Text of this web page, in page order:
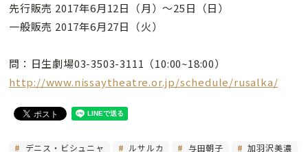
先行販売 2017年6月12日（月）〜25日（日）
一般販売 2017年6月27日（火）
問：日生劇場03-3503-3111（10:00~18:00）
http://www.nissaytheatre.or.jp/schedule/rusalka/
デニス・ビシュニャ ルサルカ 与田朝子 加羽沢美濃